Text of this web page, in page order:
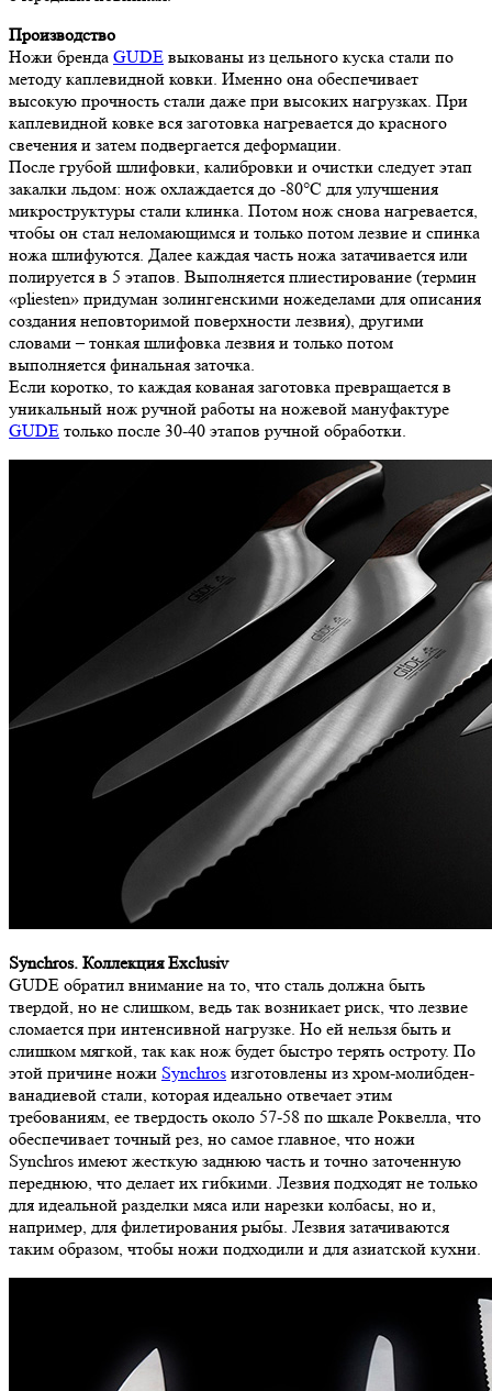
Производство
Ножи бренда GUDE выкованы из цельного куска стали по
методу каплевидной ковки. Именно она обеспечивает
высокую прочность стали даже при высоких нагрузках. При
каплевидной ковке вся заготовка нагревается до красного
свечения и затем подвергается деформации.
После грубой шлифовки, калибровки и очистки следует этап
закалки льдом: нож охлаждается до -80°С для улучшения
микроструктуры стали клинка. Потом нож снова нагревается,
чтобы он стал неломающимся и только потом лезвие и спинка
ножа шлифуются. Далее каждая часть ножа затачивается или
полируется в 5 этапов. Выполняется плиестирование (термин
«pliesten» придуман золингенскими ножеделами для описания
создания неповторимой поверхности лезвия), другими
словами – тонкая шлифовка лезвия и только потом
выполняется финальная заточка.
Если коротко, то каждая кованая заготовка превращается в
уникальный нож ручной работы на ножевой мануфактуре
GUDE только после 30-40 этапов ручной обработки.
Synchros. Коллекция Exclusiv
GUDE обратил внимание на то, что сталь должна быть
твердой, но не слишком, ведь так возникает риск, что лезвие
сломается при интенсивной нагрузке. Но ей нельзя быть и
слишком мягкой, так как нож будет быстро терять остроту. По
этой причине ножи Synchros изготовлены из хром-молибден-
ванадиевой стали, которая идеально отвечает этим
требованиям, ее твердость около 57-58 по шкале Роквелла, что
обеспечивает точный рез, но самое главное, что ножи
Synchros имеют жесткую заднюю часть и точно заточенную
переднюю, что делает их гибкими. Лезвия подходят не только
для идеальной разделки мяса или нарезки колбасы, но и,
например, для филетирования рыбы. Лезвия затачиваются
таким образом, чтобы ножи подходили и для азиатской кухни.